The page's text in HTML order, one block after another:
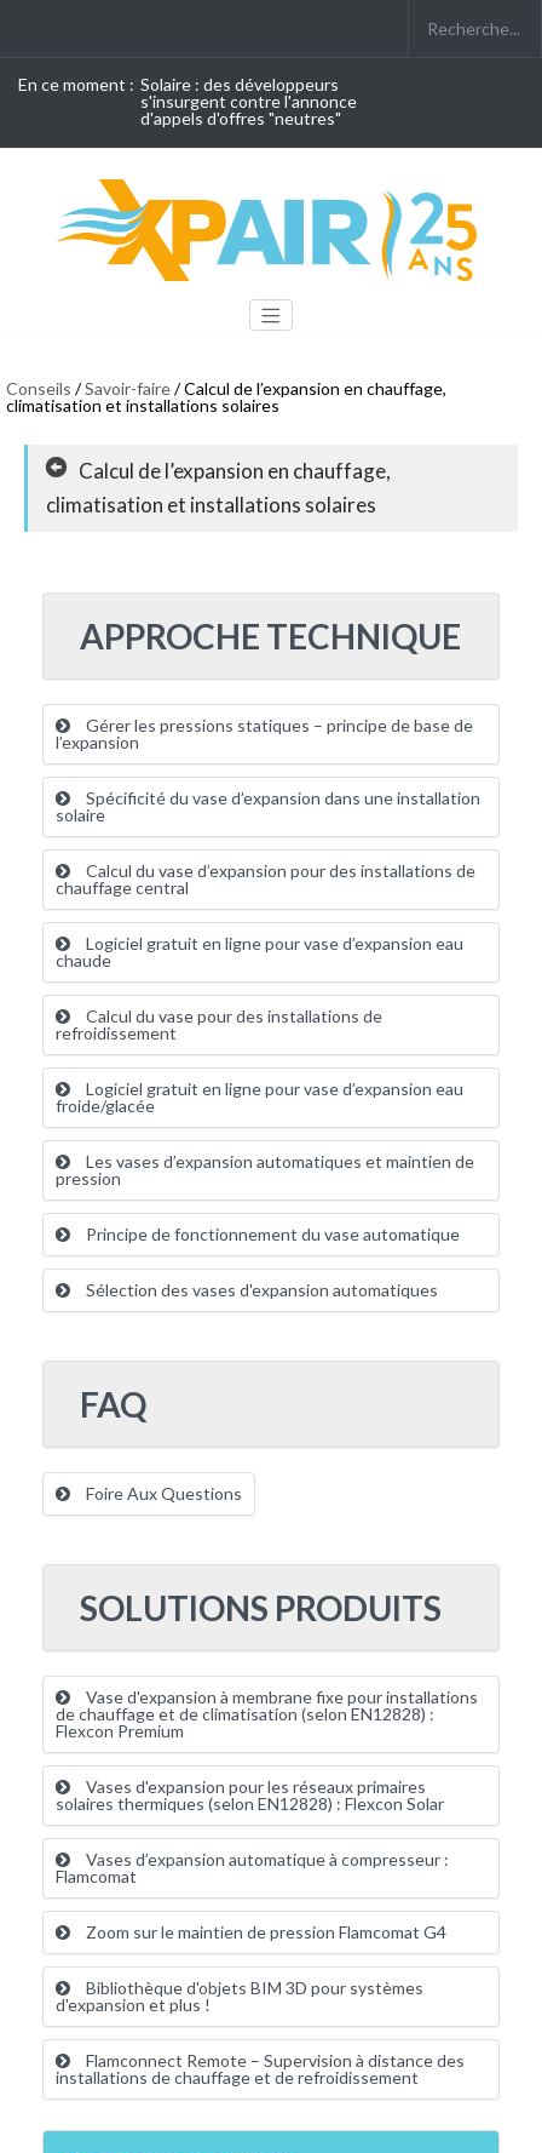
En ce moment : Solaire : des développeurs
s'insurgent contre l'annonce
d'appels d'offres "neutres"
Conseils /Savoir-faire/ Calcul de l’expansion en chauffage,
climatisation et installations solaires
Calcul de l’expansion en chauffage,
climatisation et installations solaires
APPROCHE TECHNIQUE
Gérer les pressions statiques – principe de base de
l’expansion
Spécificité du vase d’expansion dans une installation
solaire
Calcul du vase d’expansion pour des installations de
chauffage central
Logiciel gratuit en ligne pour vase d’expansion eau
chaude
Calcul du vase pour des installations de
refroidissement
Logiciel gratuit en ligne pour vase d’expansion eau
froide/glacée
Les vases d’expansion automatiques et maintien de
pression
Principe de fonctionnement du vase automatique
Sélection des vases d'expansion automatiques
FAQ
Foire Aux Questions
SOLUTIONS PRODUITS
Vase d'expansion à membrane fixe pour installations
de chauffage et de climatisation (selon EN12828) :
Flexcon Premium
Vases d'expansion pour les réseaux primaires
solaires thermiques (selon EN12828) : Flexcon Solar
Vases d’expansion automatique à compresseur :
Flamcomat
Zoom sur le maintien de pression Flamcomat G4
Bibliothèque d'objets BIM 3D pour systèmes
d'expansion et plus !
Flamconnect Remote – Supervision à distance des
installations de chauffage et de refroidissement